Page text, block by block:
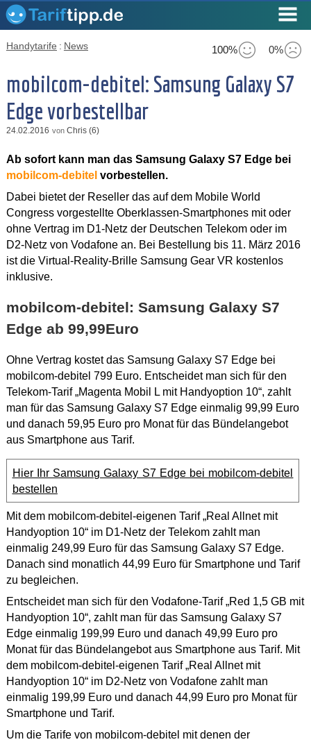
100% 0%
Handytarife : News
mobilcom-debitel: Samsung Galaxy S7
Edge vorbestellbar
24.02.2016 von Chris (6)
Ab sofort kann man das Samsung Galaxy S7 Edge bei
mobilcom-debitel vorbestellen.
Dabei bietet der Reseller das auf dem Mobile World
Congress vorgestellte Oberklassen-Smartphones mit oder
ohne Vertrag im D1-Netz der Deutschen Telekom oder im
D2-Netz von Vodafone an. Bei Bestellung bis 11. März 2016
ist die Virtual-Reality-Brille Samsung Gear VR kostenlos
inklusive.
mobilcom-debitel: Samsung Galaxy S7
Edge ab 99,99Euro
Ohne Vertrag kostet das Samsung Galaxy S7 Edge bei
mobilcom-debitel 799 Euro. Entscheidet man sich für den
Telekom-Tarif „Magenta Mobil L mit Handyoption 10“, zahlt
man für das Samsung Galaxy S7 Edge einmalig 99,99 Euro
und danach 59,95 Euro pro Monat für das Bündelangebot
aus Smartphone aus Tarif.
Hier Ihr Samsung Galaxy S7 Edge bei mobilcom-debitel
bestellen
Mit dem mobilcom-debitel-eigenen Tarif „Real Allnet mit
Handyoption 10“ im D1-Netz der Telekom zahlt man
einmalig 249,99 Euro für das Samsung Galaxy S7 Edge.
Danach sind monatlich 44,99 Euro für Smartphone und Tarif
zu begleichen.
Entscheidet man sich für den Vodafone-Tarif „Red 1,5 GB mit
Handyoption 10“, zahlt man für das Samsung Galaxy S7
Edge einmalig 199,99 Euro und danach 49,99 Euro pro
Monat für das Bündelangebot aus Smartphone aus Tarif. Mit
dem mobilcom-debitel-eigenen Tarif „Real Allnet mit
Handyoption 10“ im D2-Netz von Vodafone zahlt man
einmalig 199,99 Euro und danach 44,99 Euro pro Monat für
Smartphone und Tarif.
Um die Tarife von mobilcom-debitel mit denen der